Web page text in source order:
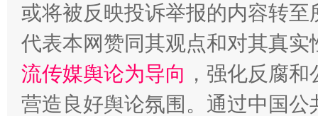
或将被反映投诉举报的内容转
代表本网赞同其观点和对其真实
流传媒舆论为导向 ，强化反腐
营造良好舆论氛围。通过中国